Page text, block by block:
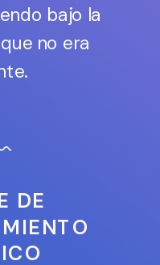
DE
bajo la
no era